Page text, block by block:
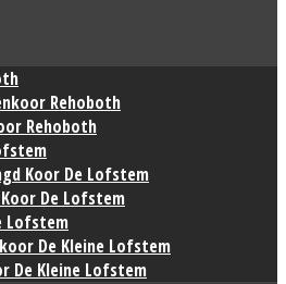
Rehoboth
Rehoboth
Koor De Lofstem
Koor De Lofstem
Lofstem
De Kleine Lofstem
De Kleine Lofstem